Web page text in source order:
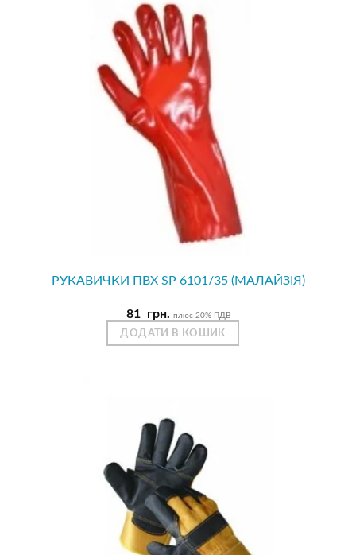
РУКАВИЧКИ ПВХ SP 6101/35 (МАЛАЙЗІЯ)
81 грн. плюс 20% ПДВ
ДОДАТИ В КОШИК